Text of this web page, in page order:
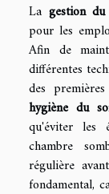
La gestion
pour les
Afin de
différentes
des
hygiène du
qu'éviter les
chambre
régulière
fondamental,